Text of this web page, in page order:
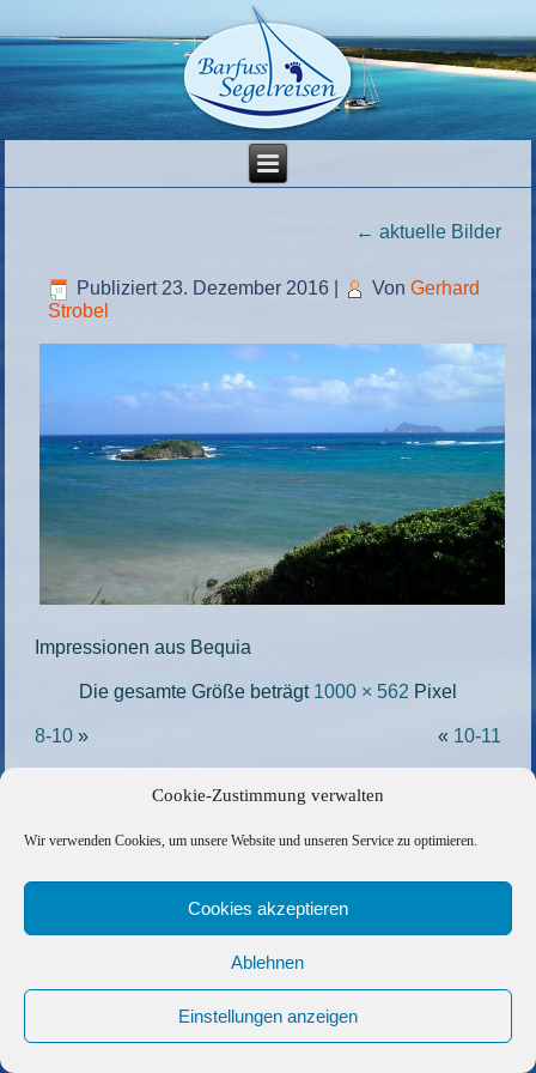
Cookie-Zustimmung verwalten
Wir verwenden Cookies, um unsere Website und unseren Service zu optimieren.
Cookies akzeptieren
Ablehnen
Einstellungen anzeigen
← aktuelle Bilder
Publiziert 23. Dezember 2016 Von Gerhard
Strobel
Impressionen aus Bequia
Die gesamte Größe beträgt 1000 × 562 Pixel
8-10 » « 10-11
Copyright © 2026 Barfuss Segelreisen GmbH
Kontakt|Impressum|Datenschutz|Cookie-Richtlinie
AGB|Befreundete Links